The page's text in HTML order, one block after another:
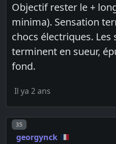
Objectif rester le +
minima). Sensation
chocs électriques. Les
terminent en sueur,
fond.
Il ya 2 ans
Post number
35
georgynck